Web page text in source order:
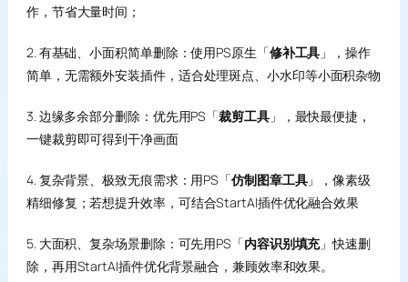
作，节省大量时间；
2. 有基础、小面积简单删除：使用PS原生「修补工具 」，操作
简单，无需额外安装插件，适合处理斑点、小水印等小面积杂物
3. 边缘多余部分删除：优先用PS「裁剪工具」，最快最便捷，
一键裁剪即可得到干净画面
4. 复杂背景、极致无痕需求：用PS「仿制图章工具」，像素级
精细修复；若想提升效率，可结合StartAI插件优化融合效果
5. 大面积、复杂场景删除：可先用PS「内容识别填充」快速删
除，再用StartAI插件优化背景融合，兼顾效率和效果。